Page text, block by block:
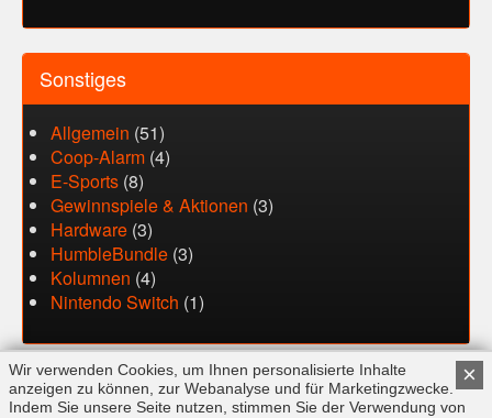
Sonstiges
Allgemein (51)
Coop-Alarm (4)
E-Sports (8)
Gewinnspiele & Aktionen (3)
Hardware (3)
HumbleBundle (3)
Kolumnen (4)
Nintendo Switch (1)
×
Wir verwenden Cookies, um Ihnen personalisierte Inhalte
anzeigen zu können, zur Webanalyse und für Marketingzwecke.
Indem Sie unsere Seite nutzen, stimmen Sie der Verwendung von